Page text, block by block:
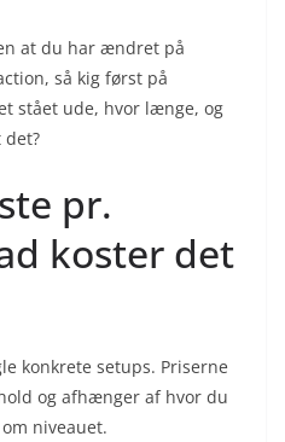
at du har ændret på
så kig først på
stået ude, hvor længe, og
pr.
koster det
konkrete setups. Priserne
og afhænger af hvor du
niveauet.